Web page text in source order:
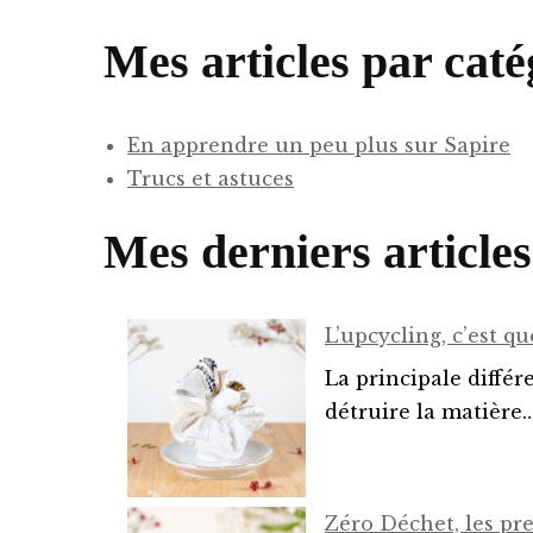
Sacs Week
Pochettes
Panier
Mes articles par
En apprendre un peu plus sur Sapire
Trucs et astuces
Mes derniers articles
L’upcycling, c’est
La principale
détruire la
Zéro Déchet, les